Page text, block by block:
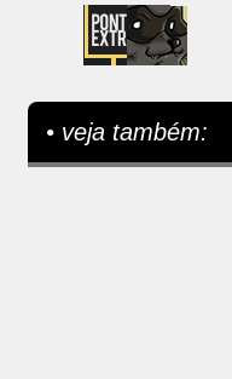
• veja também: